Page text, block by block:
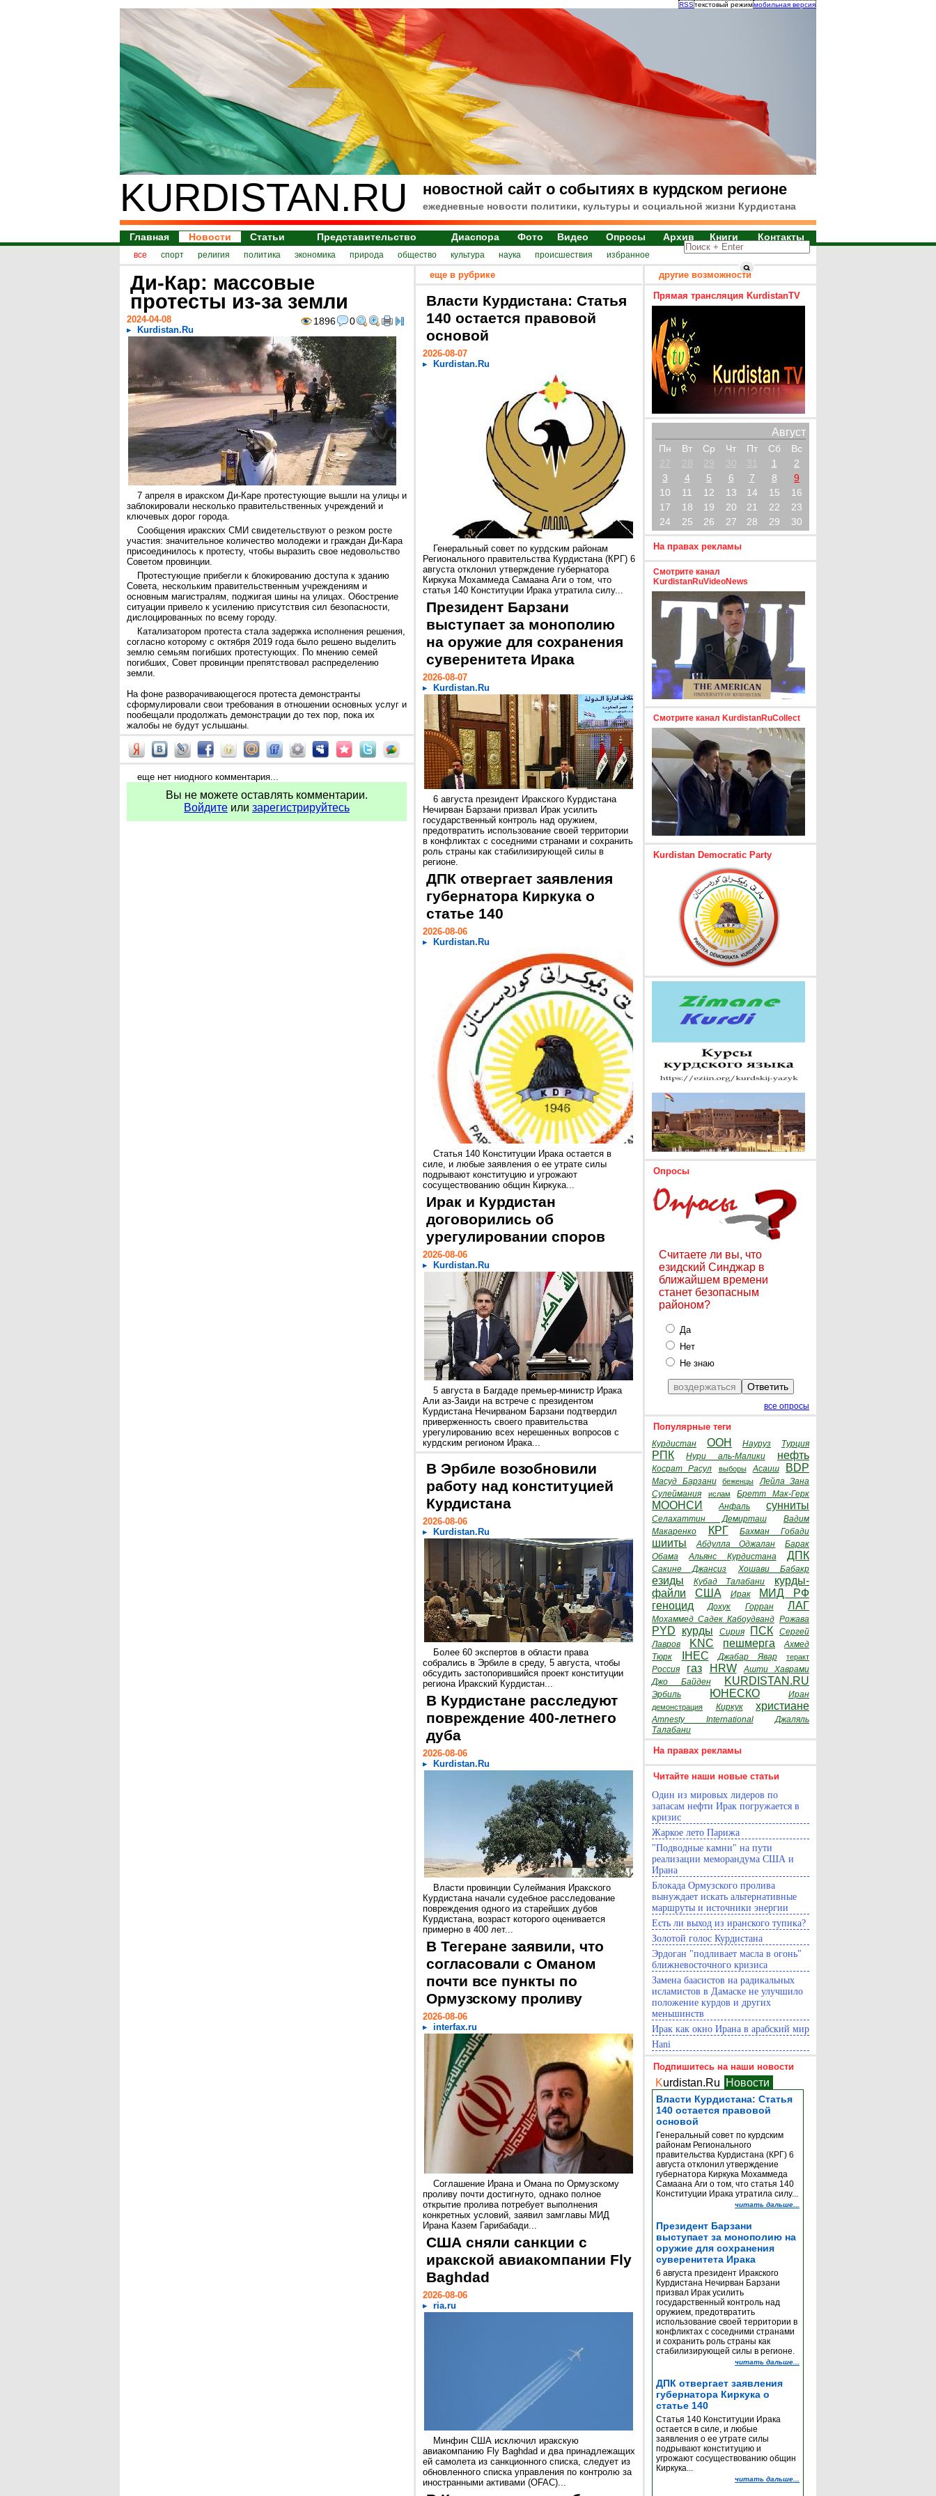
RSSтекстовый режиммобильная версия
KURDISTAN.RU новостной сайт о событиях в курдском регионе
ежедневные новости политики, культуры и социальной жизни Курдистана
Главная Новости Статьи Представительство Диаспора Фото Видео Опросы Архив Книги Контакты
все спорт религия политика экономика природа общество культура наука происшествия избранное
Ди-Кар: массовые
протесты из-за земли
1896 0
2024-04-08
Kurdistan.Ru
7 апреля в иракском Ди-Каре протестующие вышли на улицы и
заблокировали несколько правительственных учреждений и
ключевых дорог города.
Сообщения иракских СМИ свидетельствуют о резком росте
участия: значительное количество молодежи и граждан Ди-Кара
присоединилось к протесту, чтобы выразить свое недовольство
Советом провинции.
Протестующие прибегли к блокированию доступа к зданию
Совета, нескольким правительственным учреждениям и
основным магистралям, поджигая шины на улицах. Обострение
ситуации привело к усилению присутствия сил безопасности,
дислоцированных по всему городу.
Катализатором протеста стала задержка исполнения решения,
согласно которому с октября 2019 года было решено выделить
землю семьям погибших протестующих. По мнению семей
погибших, Совет провинции препятствовал распределению
земли.
На фоне разворачивающегося протеста демонстранты
сформулировали свои требования в отношении основных услуг и
пообещали продолжать демонстрации до тех пор, пока их
жалобы не будут услышаны.
еще нет ниодного комментария...
Вы не можете оставлять комментарии.
Войдите или зарегистрируйтесь
еще в рубрике
Власти Курдистана: Статья
140 остается правовой
основой
2026-08-07
Kurdistan.Ru
Генеральный совет по курдским районам
Регионального правительства Курдистана (КРГ) 6
августа отклонил утверждение губернатора
Киркука Мохаммеда Самаана Аги о том, что
статья 140 Конституции Ирака утратила силу...
Президент Барзани
выступает за монополию
на оружие для сохранения
суверенитета Ирака
2026-08-07
Kurdistan.Ru
6 августа президент Иракского Курдистана
Нечирван Барзани призвал Ирак усилить
государственный контроль над оружием,
предотвратить использование своей территории
в конфликтах с соседними странами и сохранить
роль страны как стабилизирующей силы в
регионе.
ДПК отвергает заявления
губернатора Киркука о
статье 140
2026-08-06
Kurdistan.Ru
Статья 140 Конституции Ирака остается в
силе, и любые заявления о ее утрате силы
подрывают конституцию и угрожают
сосуществованию общин Киркука...
Ирак и Курдистан
договорились об
урегулировании споров
2026-08-06
Kurdistan.Ru
5 августа в Багдаде премьер-министр Ирака
Али аз-Заиди на встрече с президентом
Курдистана Нечирваном Барзани подтвердил
приверженность своего правительства
урегулированию всех нерешенных вопросов с
курдским регионом Ирака...
В Эрбиле возобновили
работу над конституцией
Курдистана
2026-08-06
Kurdistan.Ru
Более 60 экспертов в области права
собрались в Эрбиле в среду, 5 августа, чтобы
обсудить застопорившийся проект конституции
региона Иракский Курдистан...
В Курдистане расследуют
повреждение 400-летнего
дуба
2026-08-06
Kurdistan.Ru
Власти провинции Сулеймания Иракского
Курдистана начали судебное расследование
повреждения одного из старейших дубов
Курдистана, возраст которого оценивается
примерно в 400 лет...
В Тегеране заявили, что
согласовали с Оманом
почти все пункты по
Ормузскому проливу
2026-08-06
interfax.ru
Соглашение Ирана и Омана по Ормузскому
проливу почти достигнуто, однако полное
открытие пролива потребует выполнения
конкретных условий, заявил замглавы МИД
Ирана Казем Гарибабади...
США сняли санкции с
иракской авиакомпании Fly
Baghdad
2026-08-06
ria.ru
Минфин США исключил иракскую
авиакомпанию Fly Baghdad и два принадлежащих
ей самолета из санкционного списка, следует из
обновленного списка управления по контролю за
иностранными активами (OFAC)...
другие возможности
Прямая трансляция KurdistanTV
Август
Пн Вт Ср Чт Пт Сб
Вс
27
28 29 30 31 1
2
3
4 5 6 7 8
9
10
11 12 13 14 15
16
17
18 19 20 21 22
23
24
25 26 27 28 29 30
На правах рекламы
Смотрите канал
KurdistanRuVideoNews
Смотрите канал KurdistanRuCollect
Kurdistan Democratic Party
Опросы
Считаете ли вы, что
езидский Синджар в
ближайшем времени
станет безопасным
районом?
Да
Нет
Не знаю
все опросы
Популярные теги
Курдистан ООН Науруз Турция
РПК Нури аль-Малики нефть
Косрат Расул выборы Асаиш BDP
Масуд Барзани беженцы
Лейла Зана
Сулеймания
ислам Бретт Мак-Герк
МООНСИ Анфаль сунниты
Селахаттин Демирташ
Вадим
Макаренко
КРГ Бахман Гобади
шииты Абдулла Оджалан
Барак
Обама
Альянс Курдистана ДПК
Сакине Джансиз Хошави Бабакр
езиды Кубад Талабани
курды-
файли
США Ирак
МИД РФ
геноцид
Дохук Горран ЛАГ
Мохаммед Садек Кабоудванд Рожава
PYD курды Сирия ПСК
Сергей
Лавров
KNC пешмерга
Ахмед
Тюрк
IHEC Джабар Явар теракт
Россия газ HRW
Ашти Хаврами
Джо Байден
KURDISTAN.RU
Эрбиль ЮНЕСКО Иран
демонстрация Киркук христиане
Amnesty International
Джаляль
Талабани
На правах рекламы
Читайте наши новые статьи
Один из мировых лидеров по
запасам нефти Ирак погружается в
кризис
Жаркое лето Парижа
"Подводные камни" на пути
реализации меморандума США и
Ирана
Блокада Ормузского пролива
вынуждает искать альтернативные
маршруты и источники энергии
Есть ли выход из иранского тупика?
Золотой голос Курдистана
Эрдоган "подливает масла в огонь"
ближневосточного кризиса
Замена баасистов на радикальных
исламистов в Дамаске не улучшило
положение курдов и других
меньшинств
Ирак как окно Ирана в арабский мир
Hani
Подпишитесь на наши новости
Kurdistan.Ru Новости
Власти Курдистана: Статья
140 остается правовой
основой
Генеральный совет по курдским
районам Регионального
правительства Курдистана (КРГ) 6
августа отклонил утверждение
губернатора Киркука Мохаммеда
Самаана Аги о том, что статья 140
Конституции Ирака утратила силу...
читать дальше...
Президент Барзани
выступает за монополию на
оружие для сохранения
суверенитета Ирака
6 августа президент Иракского
Курдистана Нечирван Барзани
призвал Ирак усилить
государственный контроль над
оружием, предотвратить
использование своей территории в
конфликтах с соседними странами
и сохранить роль страны как
стабилизирующей силы в регионе.
читать дальше...
ДПК отвергает заявления
губернатора Киркука о
статье 140
Статья 140 Конституции Ирака
остается в силе, и любые
заявления о ее утрате силы
подрывают конституцию и
угрожают сосуществованию общин
Киркука...
читать дальше...